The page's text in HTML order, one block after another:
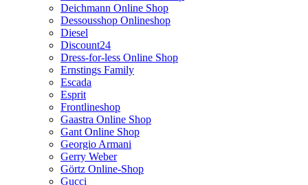
Deichmann Online Shop
Dessousshop Onlineshop
Diesel
Discount24
Dress-for-less Online Shop
Ernstings Family
Escada
Esprit
Frontlineshop
Gaastra Online Shop
Gant Online Shop
Georgio Armani
Gerry Weber
Görtz Online-Shop
Gucci